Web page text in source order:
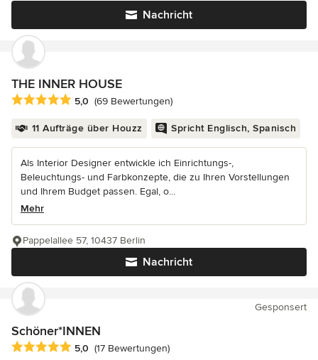
Nachricht
THE INNER HOUSE
Durchschnittliche Bewertung: 5 von 5 Sternen
5,0 (69 Bewertungen)
11 Aufträge über Houzz Spricht Englisch, Spanisch
Als Interior Designer entwickle ich Einrichtungs-,
Beleuchtungs- und Farbkonzepte, die zu Ihren Vorstellungen
und Ihrem Budget passen. Egal, o...
Mehr
Nachricht
Pappelallee 57, 10437 Berlin
Gesponsert
Schöner*INNEN
Durchschnittliche Bewertung: 5 von 5 Sternen
5,0 (17 Bewertungen)